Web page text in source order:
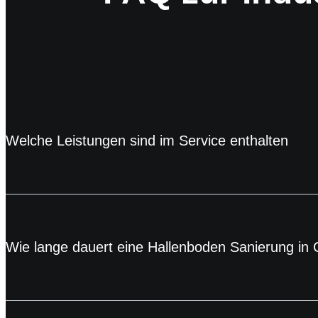
Welche Leistungen sind im Service enthalten
Wie lange dauert eine Hallenboden Sanierung in